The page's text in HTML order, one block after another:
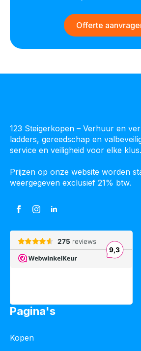
Offerte
123 Steigerkopen – Verhuur en
ladders, gereedschap en
service en veiligheid voor elke klus.
Prijzen op onze website worden
weergegeven exclusief 21% btw.
Pagina's
Kopen